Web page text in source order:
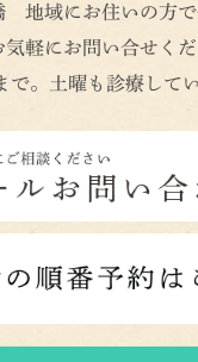
地域にお住いの方
軽にお問い合せくだ
で。土曜も診療してい